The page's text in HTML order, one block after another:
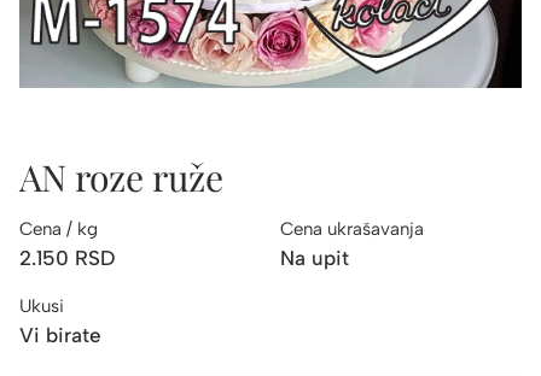
AN roze ruže
Cena / kg
2.150 RSD
Cena ukrašavanja
Na upit
Ukusi
Vi birate